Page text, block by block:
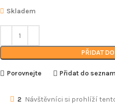
Skladem
PŘIDAT
Porovnejte Přidat do
2 Návštěvníci si prohlíží